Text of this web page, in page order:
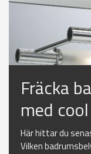
Fräcka
med
Här hittar du
Vilken